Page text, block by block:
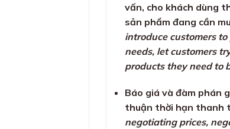
vấn, cho khách dùng
sản phẩm đang cần
introduce customers
needs, let customers
products they need to
Báo giá và đàm phán
thuận thời hạn thanh
negotiating prices,